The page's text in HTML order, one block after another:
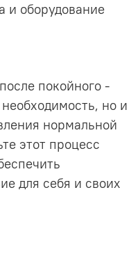
и оборудование
покойного -
но и
нормальной
этот процесс
для себя и своих